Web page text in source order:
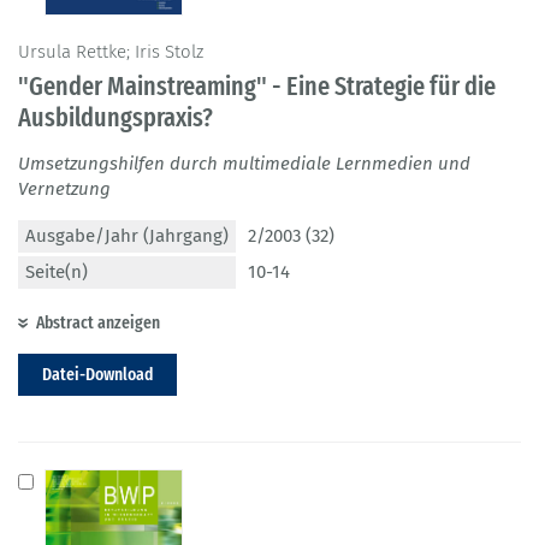
Ursula Rettke; Iris Stolz
"Gender Mainstreaming" - Eine Strategie für die
Ausbildungspraxis?
Umsetzungshilfen durch multimediale Lernmedien und
Vernetzung
Ausgabe/Jahr (Jahrgang)
2/2003 (32)
Seite(n)
10-14
Abstract anzeigen
Datei-Download